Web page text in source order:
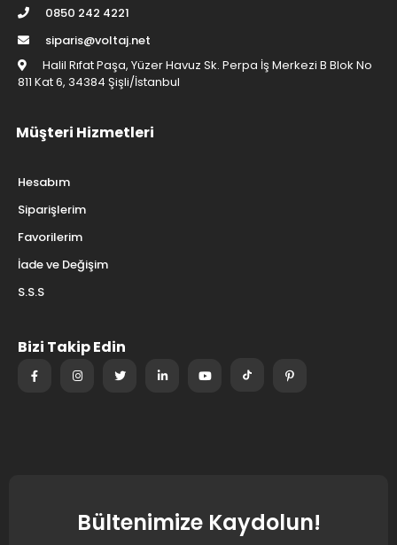
0850 242 4221
siparis@voltaj.net
Halil Rıfat Paşa, Yüzer Havuz Sk. Perpa İş Merkezi B Blok No
811 Kat 6, 34384 Şişli/İstanbul
Müşteri Hizmetleri
Hesabım
Siparişlerim
Favorilerim
İade ve Değişim
S.S.S
Bizi Takip Edin
Bültenimize Kaydolun!